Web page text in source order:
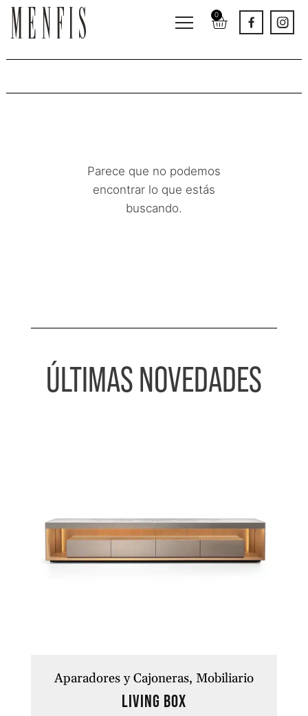
0
Parece que no podemos
encontrar lo que estás
buscando.
ÚLTIMAS NOVEDADES
Aparadores y Cajoneras Mobiliario
LIVING BOX